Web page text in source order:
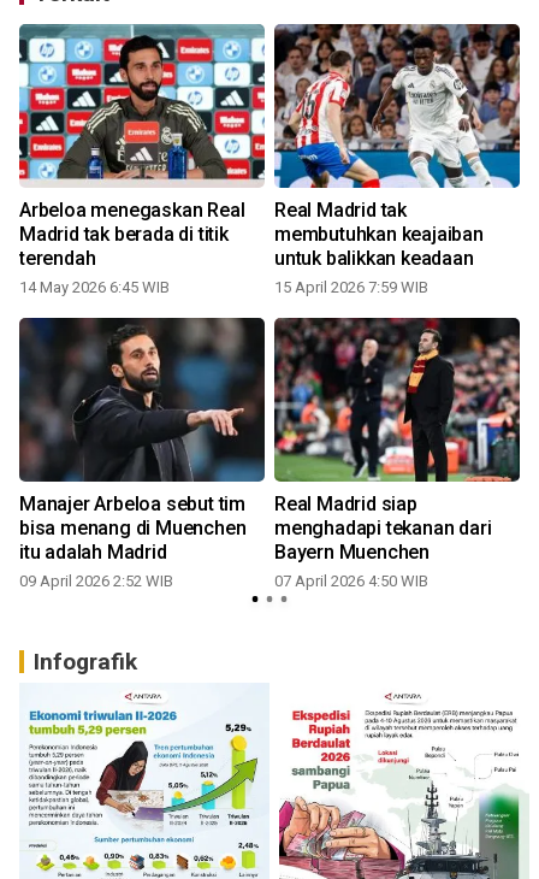
Arbeloa menegaskan Real
Madrid tak berada di titik
terendah
14 May 2026 6:45 WIB
Real Madrid tak
membutuhkan keajaiban
untuk balikkan keadaan
15 April 2026 7:59 WIB
Manajer Arbeloa sebut tim
bisa menang di Muenchen
itu adalah Madrid
09 April 2026 2:52 WIB
Real Madrid siap
menghadapi tekanan dari
Bayern Muenchen
07 April 2026 4:50 WIB
Infografik